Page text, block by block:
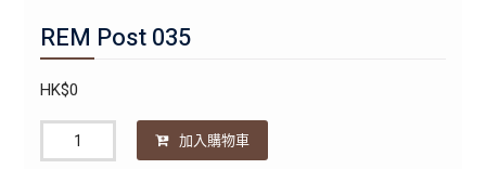
REM Post 035
HK$0
量
加入購物車